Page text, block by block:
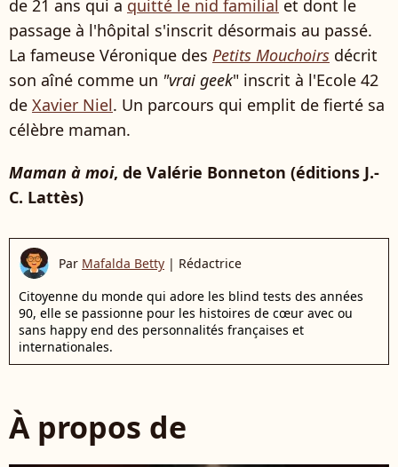
de 21 ans qui a quitté le nid familial et dont le
passage à l'hôpital s'inscrit désormais au passé.
La fameuse Véronique des Petits Mouchoirs décrit
son aîné comme un "vrai geek" inscrit à l'Ecole 42
de Xavier Niel. Un parcours qui emplit de fierté sa
célèbre maman.
Maman à moi, de Valérie Bonneton (éditions J.-
C. Lattès)
Par Mafalda Betty | Rédactrice
Citoyenne du monde qui adore les blind tests des années
90, elle se passionne pour les histoires de cœur avec ou
sans happy end des personnalités françaises et
internationales.
À propos de